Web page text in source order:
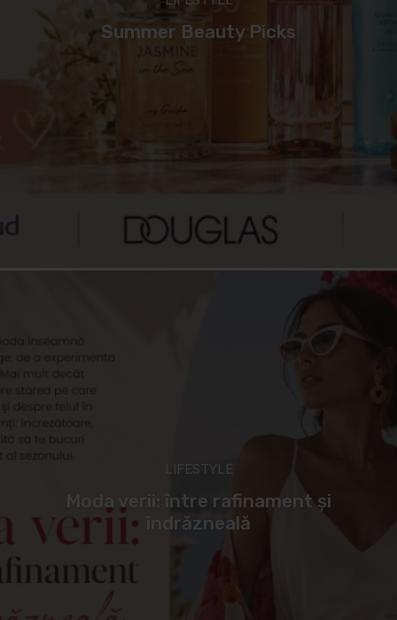
Summer Beauty Picks
LIFESTYLE
Moda verii: între rafinament și
îndrăzneală